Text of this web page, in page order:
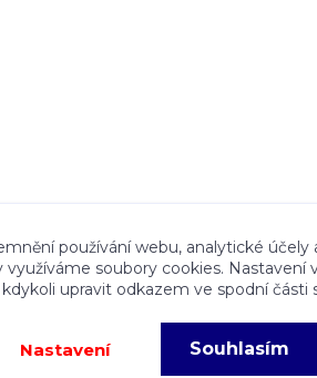
zveřejněný na stránkách
provozovatele je zakázáno.
používání webu, analytické účely
soubory cookies. Nastavení
upravit odkazem ve spodní části
Nastavení Souhlasím